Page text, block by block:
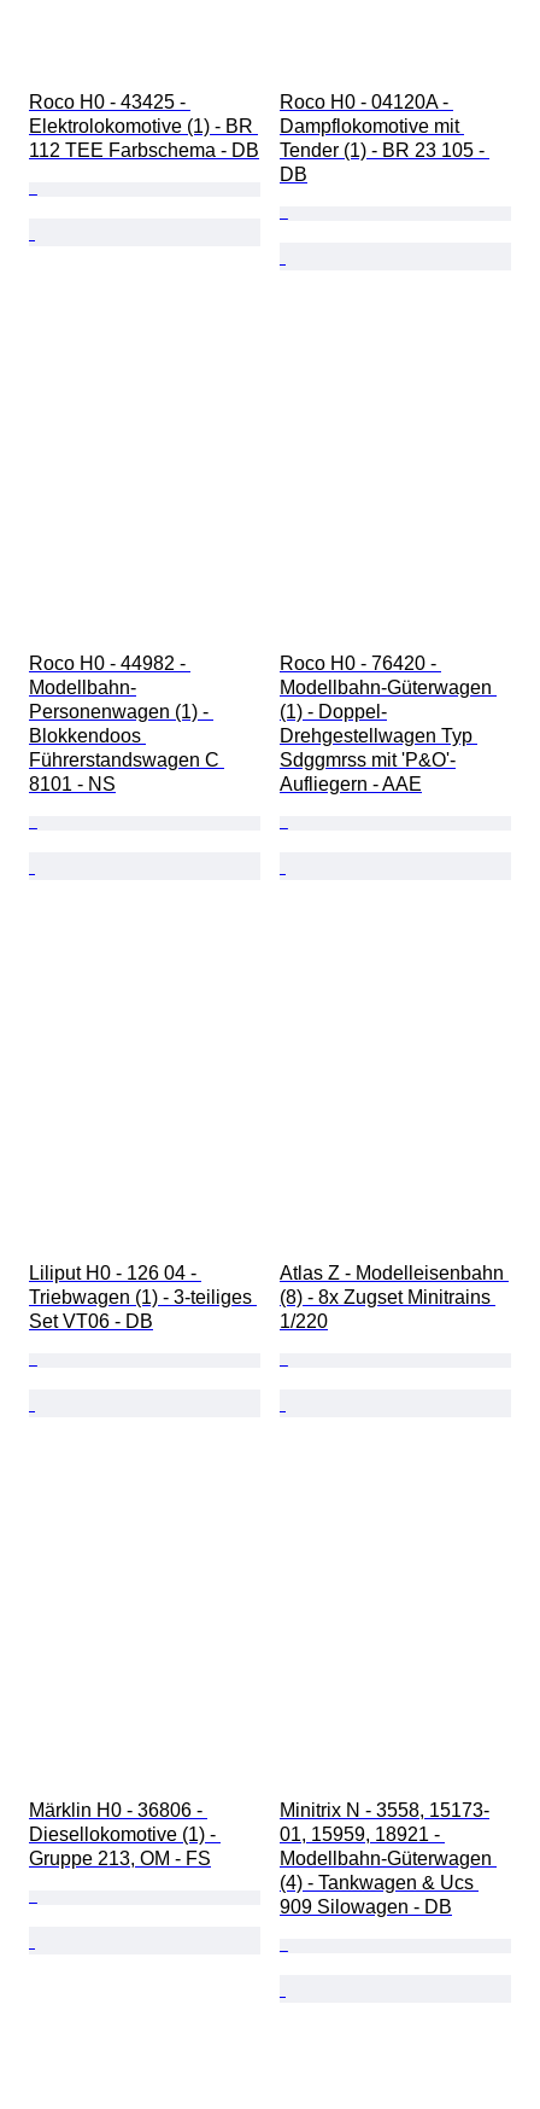
Roco H0 - 43425 -
Elektrolokomotive (1) - BR
112 TEE Farbschema - DB
Roco H0 - 04120A -
Dampflokomotive mit
Tender (1) - BR 23 105 -
DB
Roco H0 - 44982 -
Modellbahn-
Personenwagen (1) -
Blokkendoos
Führerstandswagen C
8101 - NS
Roco H0 - 76420 -
Modellbahn-Güterwagen
(1) - Doppel-
Drehgestellwagen Typ
Sdggmrss mit 'P&O'-
Aufliegern - AAE
Liliput H0 - 126 04 -
Triebwagen (1) - 3-teiliges
Set VT06 - DB
Atlas Z - Modelleisenbahn
(8) - 8x Zugset Minitrains
1/220
Märklin H0 - 36806 -
Diesellokomotive (1) -
Gruppe 213, OM - FS
Minitrix N - 3558, 15173-
01, 15959, 18921 -
Modellbahn-Güterwagen
(4) - Tankwagen & Ucs
909 Silowagen - DB